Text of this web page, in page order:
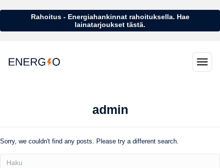
Rahoitus - Energiahankinnat rahoituksella. Hae
lainatarjoukset tästä.
admin
Sorry, we couldn't find any posts. Please try a different search.